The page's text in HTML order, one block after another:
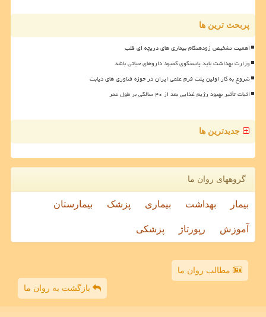
پربحث ترین ها
اهمیت تشخیص زودهنگام بیماری های دریچه ای قلب
وزارت بهداشت باید پاسخگوی کمبود داروهای حیاتی باشد
شروع به کار اولین پلت فرم علمی ایران در حوزه فناوری های دیابت
اثبات تأثیر بهبود رژیم غذایی بعد از ۴۰ سالگی بر طول عمر
جدیدترین ها
گروههای روان ما
بیمار بهداشت بیماری پزشک بیمارستان
آموزش رپورتاژ پزشکی
مطالب روان ما
بازگشت به روان ما